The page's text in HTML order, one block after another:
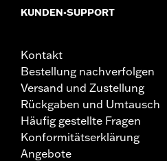
KUNDEN-SUPPORT
Kontakt
Bestellung nachverfolgen
Versand und Zustellung
Rückgaben und Umtausch
Häufig gestellte Fragen
Konformitätserklärung
Angebote